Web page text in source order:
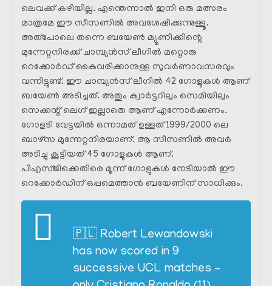
ലെവക്ക് കഴിയില്ല. എന്തെന്നാൽ ഇനി ഒരു മത്സരം
മാത്രമേ ഈ സീസണിൽ അവശേഷിക്കുന്നുള്ളൂ.
അത്പോലെ തന്നെ ബയേൺ മ്യൂണിക്കിന്റെ
മുന്നേറ്റനിരക്ക് ചാമ്പ്യൻസ് ലീഗിൽ മറ്റൊരു
റെക്കോർഡ് കൈവരിക്കാനുള്ള സുവർണാവസരവും
വന്നിട്ടുണ്ട്. ഈ ചാമ്പ്യൻസ് ലീഗിൽ 42 ഗോളുകൾ ആണ്
ബയേൺ അടിച്ചത്. അതും ക്വാർട്ടറിലും സെമിയിലും
സെക്കന്റ്‌ ലെഗ് ഇല്ലാതെ ആണ് എന്നോർക്കണം.
ഗോളടി വേട്ടയിൽ ഒന്നാമത് ഉള്ളത് 1999/2000 ലെ
ബാഴ്സ മുന്നേറ്റനിരയാണ്. ആ സീസണിൽ അവർ
അടിച്ചു കൂട്ടിയത് 45 ഗോളുകൾ ആണ്.
പിഎസ്ജിക്കെതിരെ മൂന്ന് ഗോളുകൾ നേടിയാൽ ഈ
റെക്കോർഡിന് ഒപ്പമെത്താൻ ബയേണിന് സാധിക്കും.
🇵🇱 Robert Lewandowski
has now scored in 9
successive UCL matches –